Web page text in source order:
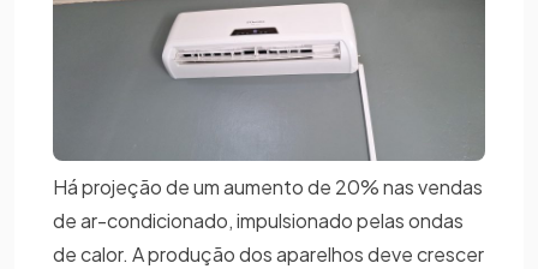
Há projeção de um aumento de 20% nas vendas
de ar-condicionado, impulsionado pelas ondas
de calor. A produção dos aparelhos deve crescer